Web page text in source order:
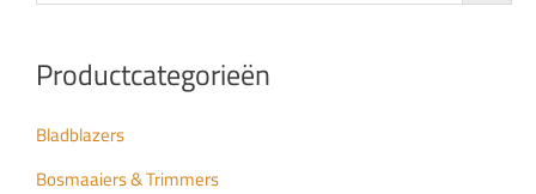
Productcategorieën
Bladblazers
Bosmaaiers & Trimmers